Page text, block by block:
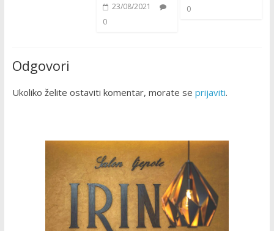
23/08/2021
0
0
Odgovori
Ukoliko želite ostaviti komentar, morate se prijaviti.